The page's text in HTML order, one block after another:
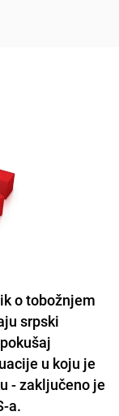
o tobožnjem
srpski
u koju je
- zaključeno je
a.